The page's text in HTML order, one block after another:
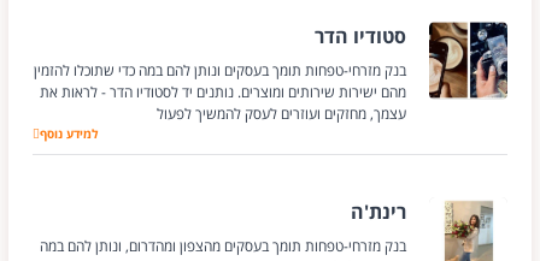
סטודיו הדר
בנק מזרחי-טפחות תומך בעסקים ונותן להם במה כדי שתוכלו להזמין
מהם ישירות שירותים ומוצרים. נותנים יד לסטודיו הדר - לראות את
עצמך, מחזקים ועוזרים לעסק להמשיך לפעול
סטודיו הדר
למידע נוסף
רינת'ה
בנק מזרחי-טפחות תומך בעסקים מהצפון ומהדרום, ונותן להם במה